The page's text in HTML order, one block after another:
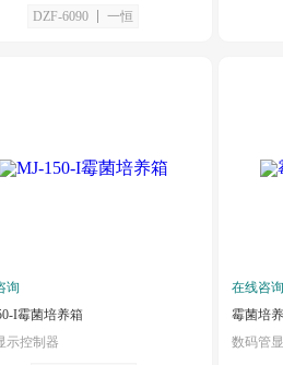
DZF-6090 一恒
询
I霉菌培养箱
示控制器
在线咨询
霉菌培